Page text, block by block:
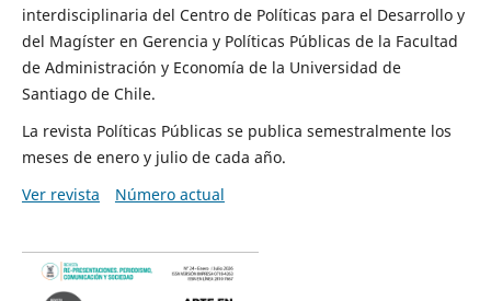
interdisciplinaria del Centro de Políticas para el Desarrollo y
del Magíster en Gerencia y Políticas Públicas de la Facultad
de Administración y Economía de la Universidad de
Santiago de Chile.
La revista Políticas Públicas se publica semestralmente los
meses de enero y julio de cada año.
Ver revista
Número actual